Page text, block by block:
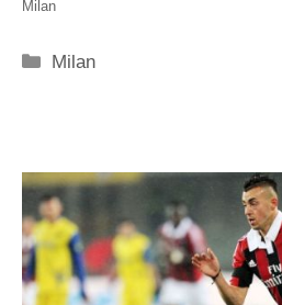
Milan
Categorie
Milan